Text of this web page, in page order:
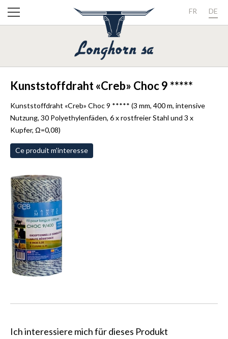
FR DE
Kunststoffdraht «Creb» Choc 9 *****
Kunststoffdraht «Creb» Choc 9 ***** (3 mm, 400 m, intensive
Nutzung, 30 Polyethylenfäden, 6 x rostfreier Stahl und 3 x
Kupfer, Ω=0,08)
Ce produit m'interesse
Ich interessiere mich für dieses Produkt